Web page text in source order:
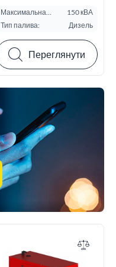
Максимальна
потужність ESP, кВА:
150 кВА
Тип палива:
Дизель
Переглянути